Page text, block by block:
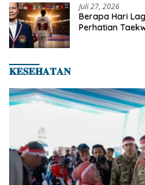
Juli 27, 2026
Berapa Hari
Perhatian
𝐊𝐄𝐒𝐄𝐇𝐀𝐓𝐀𝐍